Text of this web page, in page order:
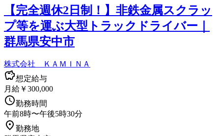
【完全週休2日制！】非鉄金属スクラッ
プ等を運ぶ大型トラックドライバー｜
群馬県安中市
株式会社 ＫＡＭＩＮＡ
想定給与
月給￥300,000
勤務時間
午前8時〜午後5時30分
勤務地